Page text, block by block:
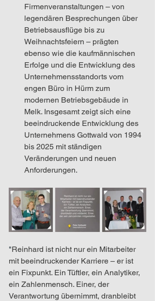
Firmenveranstaltungen – von
legendären Besprechungen über
Betriebsausflüge bis zu
Weihnachtsfeiern – prägten
ebenso wie die kaufmännischen
Erfolge und die Entwicklung des
Unternehmensstandorts vom
engen Büro in Hürm zum
modernen Betriebsgebäude in
Melk. Insgesamt zeigt sich eine
beeindruckende Entwicklung des
Unternehmens Gottwald von 1994
bis 2025 mit ständigen
Veränderungen und neuen
Anforderungen.
"Reinhard ist nicht nur ein Mitarbeiter
mit beeindruckender Karriere – er ist
ein Fixpunkt. Ein Tüftler, ein Analytiker,
ein Zahlenmensch. Einer, der
Verantwortung übernimmt, dranbleibt